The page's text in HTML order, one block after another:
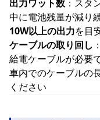
出力ワット数 ：スタ
中に電池残量が減り
10W以上の出力を目
ケーブルの取り回し
給電ケーブルが必要で
車内でのケーブルの
ください